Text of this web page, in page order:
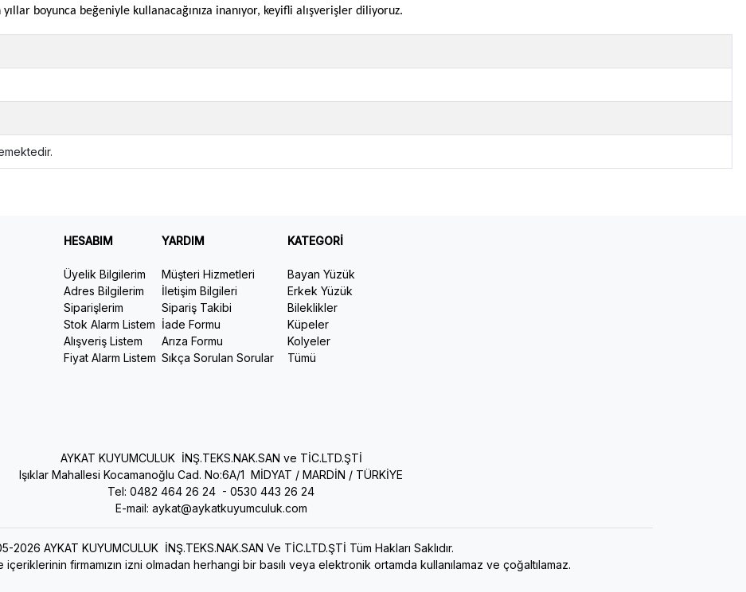
boyunca beğeniyle kullanacağınıza inanıyor, keyifli alışverişler diliyoruz.
HESABIM
Üyelik Bilgilerim
Adres Bilgilerim
Siparişlerim
Stok Alarm Listem
Alışveriş Listem
Fiyat Alarm Listem
YARDIM
Müşteri Hizmetleri
İletişim Bilgileri
Sipariş Takibi
İade Formu
Arıza Formu
Sıkça Sorulan Sorular
KATEGORİ
Bayan Yüzük
Erkek Yüzük
Bileklikler
Küpeler
Kolyeler
Tümü
AYKAT KUYUMCULUK İNŞ.TEKS.NAK.SAN ve TİC.LTD.ŞTİ
Işıklar Mahallesi Kocamanoğlu Cad. No:6A/1 MİDYAT / MARDİN / TÜRKİYE
Tel: 0482 464 26 24 - 0530 443 26 24
E-mail: aykat@aykatkuyumculuk.com
2026 AYKAT KUYUMCULUK İNŞ.TEKS.NAK.SAN Ve TİC.LTD.ŞTİ Tüm Hakları Saklıdır.
firmamızın izni olmadan herhangi bir basılı veya elektronik ortamda kullanılamaz ve çoğaltılamaz.